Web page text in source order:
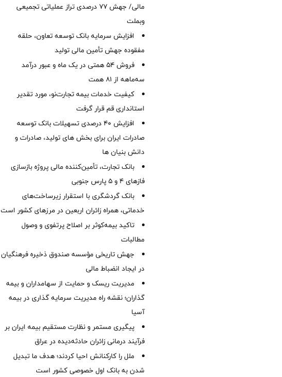
مالی/ جهش 77 درصدی تراز عملیاتی تجمیعی
وبملت
افزایش سرمایه بانک توسعه تعاون، حلقه
مفقوده جهش تأمین مالی تولید
فروش 54 همتی در یک ماه و عبور درآمد
سه‌ماهه از 81 همت
کیفیت خدمات بیمه تجارت‌نو، مورد تقدیر
استانداری قم قرار گرفت
افزایش 40 درصدی تسهیلات بانک توسعه
صادرات ایران برای بخش های تولید، صادرات و
دانش بنیان ها
بانک تجارت، تأمین‌کننده مالی پروژه بازسازی
فازهای ۴ و ۵ پارس جنوبی
بانک گردشگری با استقرار زیرساخت‌های
خدماتی، همراه زائران اربعین در مرزهای کشور است
تاکید بیمه‌کوثر بر اصلاح پرتفوی و وصول
مطالبات ‌
جهش تاریخی مؤسسه صندوق ذخیره فرهنگیان
در ایجاد انضباط مالی
مدیریت ریسک و حمایت از سهامداران و بیمه
گذاران؛ نقشه راه مدیریت سرمایه گذاری در بیمه
آسیا
پیگیری مستمر و نظارت مستقیم بیمه ایران بر
فرآیند درمانی زائران حادثه‌دیده در عراق
ملل را کارکنانش احیا کردند؛ هدف ما تبدیل
شدن به بانک اول خصوصی کشور است